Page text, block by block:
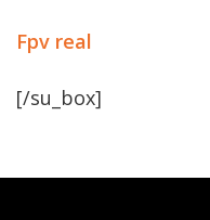
Fpv real
[/su_box]